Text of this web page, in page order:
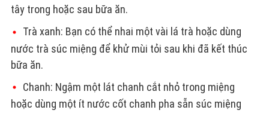
tây trong hoặc sau bữa ăn.
Trà xanh: Bạn có thể nhai một vài lá trà hoặc dùng
nước trà súc miệng để khử mùi tỏi sau khi đã kết thúc
bữa ăn.
Chanh: Ngậm một lát chanh cắt nhỏ trong miệng
hoặc dùng một ít nước cốt chanh pha sẵn súc miệng